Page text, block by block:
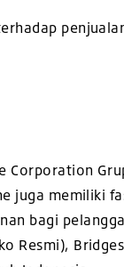
Corporation
juga memiliki
bagi
Resmi),